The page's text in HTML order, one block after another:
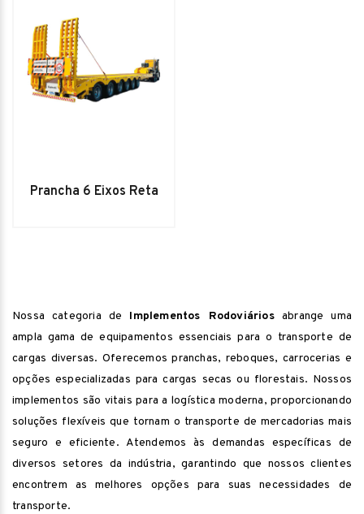
Prancha 6 Eixos Reta
Nossa categoria de Implementos Rodoviáriosabrange uma
ampla gama de equipamentos essenciais para o transporte de
cargas diversas. Oferecemos pranchas, reboques, carrocerias e
opções especializadas para cargas secas ou florestais. Nossos
implementos são vitais para a logística moderna, proporcionando
soluções flexíveis que tornam o transporte de mercadorias mais
seguro e eficiente. Atendemos às demandas específicas de
diversos setores da indústria, garantindo que nossos clientes
encontrem as melhores opções para suas necessidades de
transporte.